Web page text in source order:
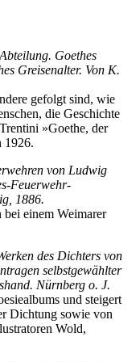
Goethes
Greisenalter. Von K.
gefolgt sind, wie
die Geschichte
»Goethe, der
1926.
von Ludwig
Feuerwehr-
1886.
einem Weimarer
des Dichters von
selbstgewählter
Nürnberg o. J.
und steigert
Dichtung sowie von
Wold,